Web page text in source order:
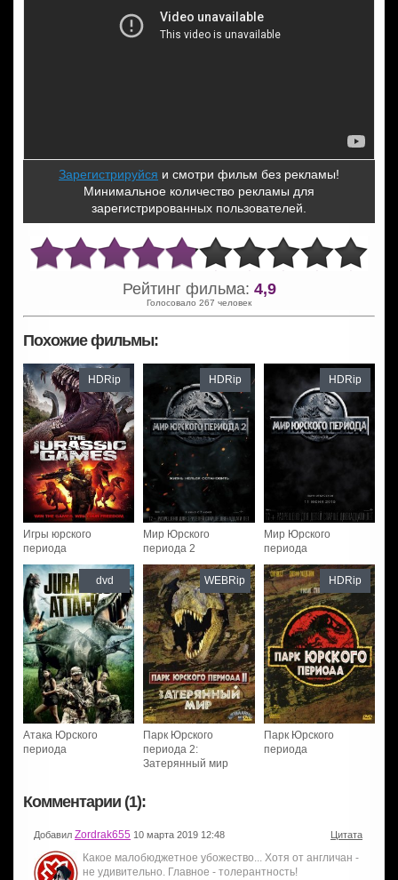
Зарегистрируйся и смотри фильм без рекламы!
Минимальное количество рекламы для
зарегистрированных пользователей.
Рейтинг фильма: 4,9
Голосовало 267 человек
Похожие фильмы:
Игры юрского
периода
HDRip
Мир Юрского
периода 2
HDRip
Мир Юрского
периода
HDRip
Атака Юрского
периода
dvd
Парк Юрского
периода 2:
Затерянный мир
WEBRip
Парк Юрского
периода
HDRip
Комментарии (1):
Добавил Zordrak655 10 марта 2019 12:48 Цитата
Какое малобюджетное убожество... Хотя от англичан -
не удивительно. Главное - толерантность!